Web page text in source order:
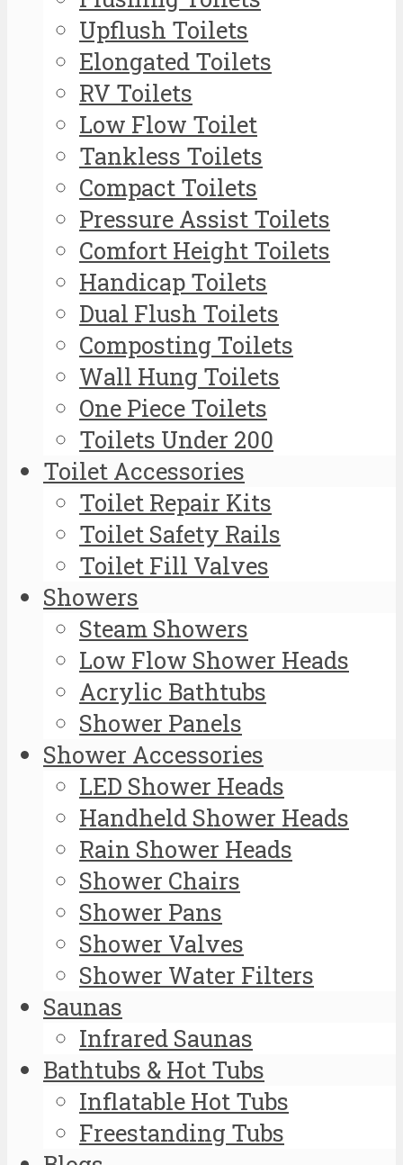
Upflush Toilets
Elongated Toilets
RV Toilets
Low Flow Toilet
Tankless Toilets
Compact Toilets
Pressure Assist Toilets
Comfort Height Toilets
Handicap Toilets
Dual Flush Toilets
Composting Toilets
Wall Hung Toilets
One Piece Toilets
Toilets Under 200
Toilet Accessories
Toilet Repair Kits
Toilet Safety Rails
Toilet Fill Valves
Showers
Steam Showers
Low Flow Shower Heads
Acrylic Bathtubs
Shower Panels
Shower Accessories
LED Shower Heads
Handheld Shower Heads
Rain Shower Heads
Shower Chairs
Shower Pans
Shower Valves
Shower Water Filters
Saunas
Infrared Saunas
Bathtubs & Hot Tubs
Inflatable Hot Tubs
Freestanding Tubs